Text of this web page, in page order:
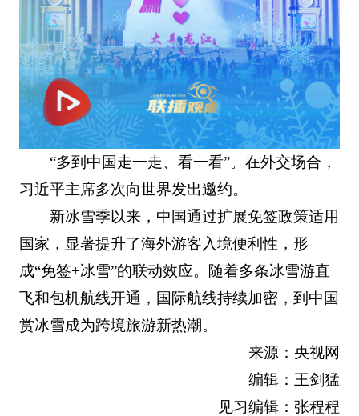
“多到中国走一走、看一看”。在外交场合，
习近平主席多次向世界发出邀约。
新冰雪季以来，中国通过扩展免签政策适用
国家，显著提升了海外游客入境便利性，形
成“免签+冰雪”的联动效应。随着多条冰雪游直
飞和包机航线开通，国际航线持续加密，到中国
赏冰雪成为跨境旅游新热潮。
来源：央视网
编辑：王剑猛
见习编辑：张程程